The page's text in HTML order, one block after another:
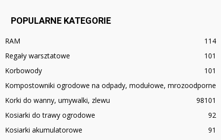
POPULARNE KATEGORIE
RAM
114
Regały warsztatowe
101
Korbowody
101
Kompostowniki ogrodowe na odpady, modułowe, mrozoodporne
101
Korki do wanny, umywalki, zlewu
98
Kosiarki do trawy ogrodowe
92
Kosiarki akumulatorowe
91